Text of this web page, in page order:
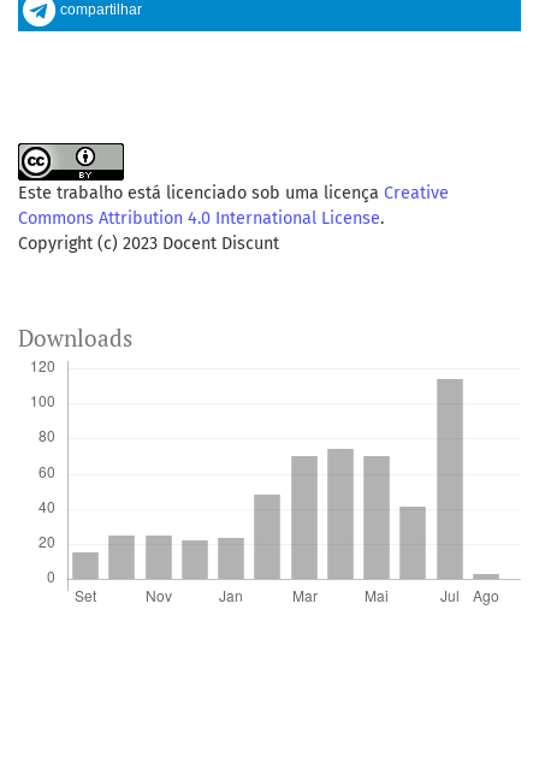
compartilhar
Este trabalho está licenciado sob uma licença Creative
Commons Attribution 4.0 International License.
Copyright (c) 2023 Docent Discunt
Downloads